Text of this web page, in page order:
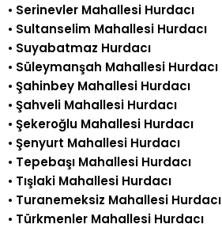
• Serinevler Mahallesi Hurdacı
• Sultanselim Mahallesi Hurdacı
• Suyabatmaz Hurdacı
• Süleymanşah Mahallesi Hurdacı
• Şahinbey Mahallesi Hurdacı
• Şahveli Mahallesi Hurdacı
• Şekeroğlu Mahallesi Hurdacı
• Şenyurt Mahallesi Hurdacı
• Tepebaşı Mahallesi Hurdacı
• Tışlaki Mahallesi Hurdacı
• Turanemeksiz Mahallesi Hurdacı
• Türkmenler Mahallesi Hurdacı